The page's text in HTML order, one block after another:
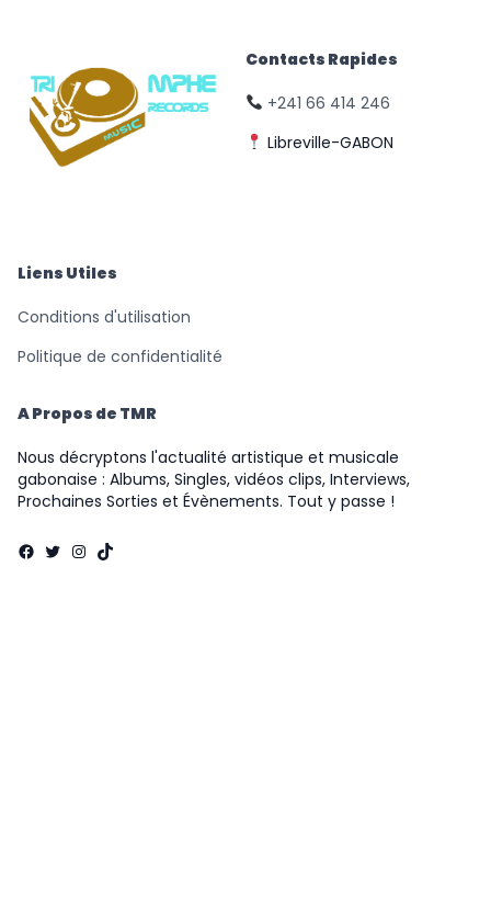
Contacts Rapides
+241 66 414 246
Libreville-GABON
Liens Utiles
Conditions d'utilisation
Politique de confidentialité
A Propos de TMR
Nous décryptons l'actualité artistique et musicale
gabonaise : Albums, Singles, vidéos clips, Interviews,
Prochaines Sorties et Évènements. Tout y passe !
Facebook
Twitter
Instagram
TikTok